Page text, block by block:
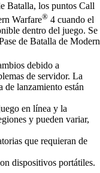
Batalla, los puntos Call
Warfare® 4 cuando el
dentro del juego. Se
de Batalla de Modern
debido a
de servidor. La
lanzamiento están
en línea y la
y pueden variar,
que requieran de
dispositivos portátiles.